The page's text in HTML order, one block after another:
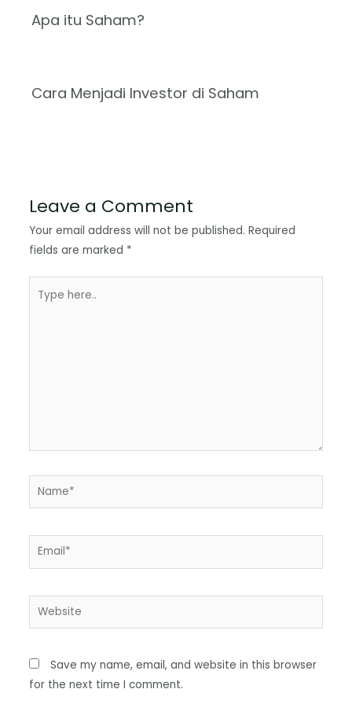
Apa itu Saham?
Cara Menjadi Investor di Saham
Leave a Comment
Your email address will not be published. Required
fields are marked *
Save my name, email, and website in this browser
for the next time I comment.